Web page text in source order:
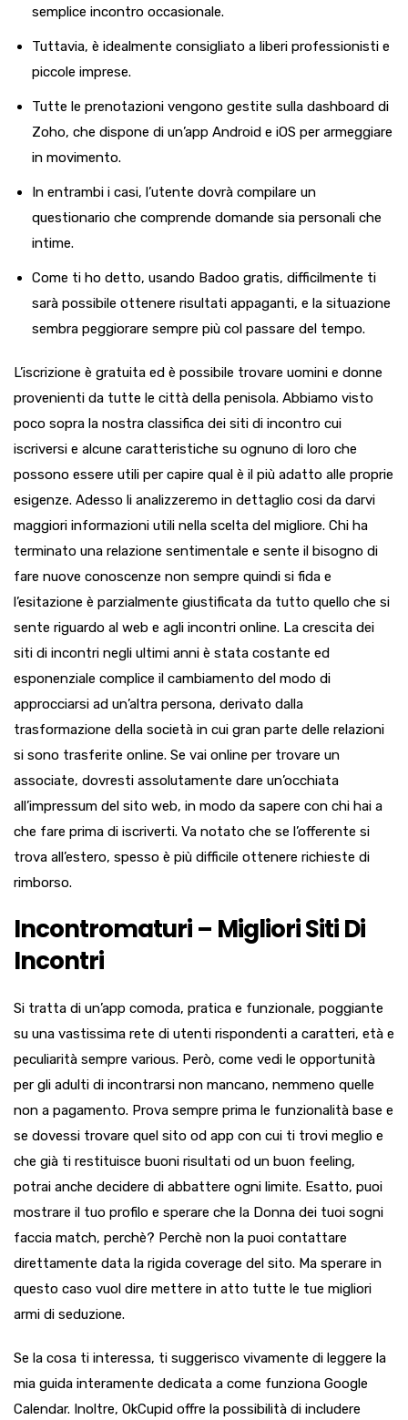
semplice incontro occasionale.
Tuttavia, è idealmente consigliato a liberi professionisti e
piccole imprese.
Tutte le prenotazioni vengono gestite sulla dashboard di
Zoho, che dispone di un’app Android e iOS per armeggiare
in movimento.
In entrambi i casi, l’utente dovrà compilare un
questionario che comprende domande sia personali che
intime.
Come ti ho detto, usando Badoo gratis, difficilmente ti
sarà possibile ottenere risultati appaganti, e la situazione
sembra peggiorare sempre più col passare del tempo.
L’iscrizione è gratuita ed è possibile trovare uomini e donne
provenienti da tutte le città della penisola. Abbiamo visto
poco sopra la nostra classifica dei siti di incontro cui
iscriversi e alcune caratteristiche su ognuno di loro che
possono essere utili per capire qual è il più adatto alle proprie
esigenze. Adesso li analizzeremo in dettaglio cosi da darvi
maggiori informazioni utili nella scelta del migliore. Chi ha
terminato una relazione sentimentale e sente il bisogno di
fare nuove conoscenze non sempre quindi si fida e
l’esitazione è parzialmente giustificata da tutto quello che si
sente riguardo al web e agli incontri online. La crescita dei
siti di incontri negli ultimi anni è stata costante ed
esponenziale complice il cambiamento del modo di
approcciarsi ad un’altra persona, derivato dalla
trasformazione della società in cui gran parte delle relazioni
si sono trasferite online. Se vai online per trovare un
associate, dovresti assolutamente dare un’occhiata
all’impressum del sito web, in modo da sapere con chi hai a
che fare prima di iscriverti. Va notato che se l’offerente si
trova all’estero, spesso è più difficile ottenere richieste di
rimborso.
Incontromaturi – Migliori Siti Di
Incontri
Si tratta di un’app comoda, pratica e funzionale, poggiante
su una vastissima rete di utenti rispondenti a caratteri, età e
peculiarità sempre various. Però, come vedi le opportunità
per gli adulti di incontrarsi non mancano, nemmeno quelle
non a pagamento. Prova sempre prima le funzionalità base e
se dovessi trovare quel sito od app con cui ti trovi meglio e
che già ti restituisce buoni risultati od un buon feeling,
potrai anche decidere di abbattere ogni limite. Esatto, puoi
mostrare il tuo profilo e sperare che la Donna dei tuoi sogni
faccia match, perchè? Perchè non la puoi contattare
direttamente data la rigida coverage del sito. Ma sperare in
questo caso vuol dire mettere in atto tutte le tue migliori
armi di seduzione.
Se la cosa ti interessa, ti suggerisco vivamente di leggere la
mia guida interamente dedicata a come funziona Google
Calendar. Inoltre, OkCupid offre la possibilità di includere